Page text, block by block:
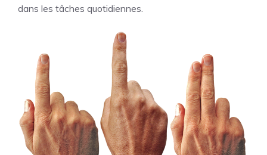
dans les tâches quotidiennes.